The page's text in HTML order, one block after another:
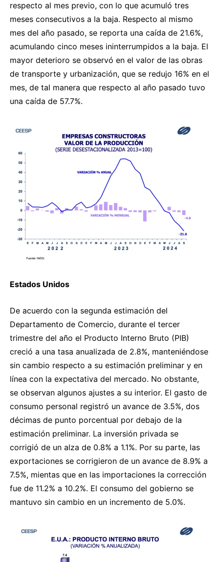
respecto al mes previo, con lo que acumuló tres
meses consecutivos a la baja. Respecto al mismo
mes del año pasado, se reporta una caída de 21.6%,
acumulando cinco meses ininterrumpidos a la baja. El
mayor deterioro se observó en el valor de las obras
de transporte y urbanización, que se redujo 16% en el
mes, de tal manera que respecto al año pasado tuvo
una caída de 57.7%.
Estados Unidos
De acuerdo con la segunda estimación del
Departamento de Comercio, durante el tercer
trimestre del año el Producto Interno Bruto (PIB)
creció a una tasa anualizada de 2.8%, manteniéndose
sin cambio respecto a su estimación preliminar y en
línea con la expectativa del mercado. No obstante,
se observan algunos ajustes a su interior. El gasto de
consumo personal registró un avance de 3.5%, dos
décimas de punto porcentual por debajo de la
estimación preliminar. La inversión privada se
corrigió de un alza de 0.8% a 1.1%. Por su parte, las
exportaciones se corrigieron de un avance de 8.9% a
7.5%, mientas que en las importaciones la corrección
fue de 11.2% a 10.2%. El consumo del gobierno se
mantuvo sin cambio en un incremento de 5.0%.